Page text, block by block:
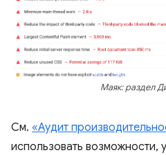
Маяк: раздел
См. «Аудит
использовать возможности,